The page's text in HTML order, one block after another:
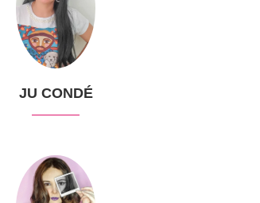
JU CONDÉ